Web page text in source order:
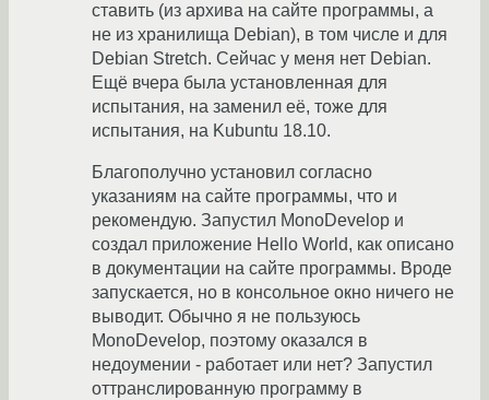
ставить (из архива на сайте программы, а
не из хранилища Debian), в том числе и для
Debian Stretch. Сейчас у меня нет Debian.
Ещё вчера была установленная для
испытания, на заменил её, тоже для
испытания, на Kubuntu 18.10.
Благополучно установил согласно
указаниям на сайте программы, что и
рекомендую. Запустил MonoDevelop и
создал приложение Hello World, как описано
в документации на сайте программы. Вроде
запускается, но в консольное окно ничего не
выводит. Обычно я не пользуюсь
MonoDevelop, поэтому оказался в
недоумении - работает или нет? Запустил
оттранслированную программу в